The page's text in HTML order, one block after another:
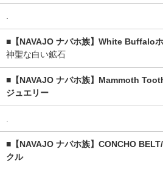
.
■【NAVAJO ナバホ族】White Buffalo
神聖な白い鉱石
■【NAVAJO ナバホ族】Mammoth
ジュエリー
.
■【NAVAJO ナバホ族】CONCHO
クル